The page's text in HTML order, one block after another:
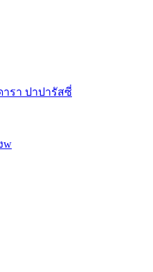
ารา ปาปารัสซี่
w